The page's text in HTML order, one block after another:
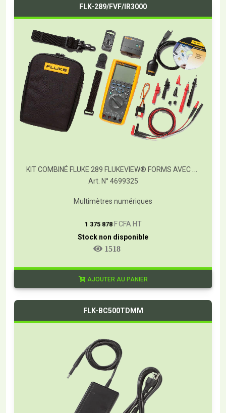
FLK-289/FVF/IR3000
KIT COMBINÉ FLUKE 289 FLUKEVIEW® FORMS AVEC CONNECTEUR IR3000 FC
Art. N° 4699325
Multimètres numériques
1 375 878 F CFA HT
Stock non disponible
1518
AJOUTER AU PANIER
FLK-BC500TDMM